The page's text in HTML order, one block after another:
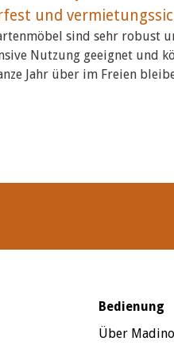
und
sind sehr robust
Nutzung geeignet und
Jahr über im Freien
Bedienung
Über Madino